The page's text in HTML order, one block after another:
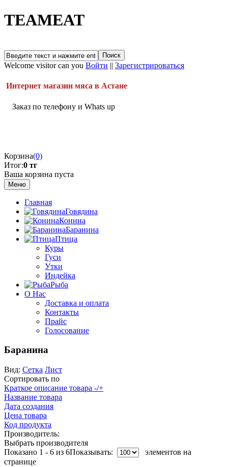
TEAMEAT
Welcome visitor can you Войти || Зарегистрироваться
Интернет магазин мяса в Астане
Заказ по телефону и Whats up
Корзина(0)
Итог:0 тг
Ваша корзина пуста
Меню
Главная
Говядина
Конина
Баранина
Птица
Куры
Гуси
Утки
Индейка
Рыба
О Нас
Доставка и оплата
Контакты
Прайс
Голосование
Баранина
Вид: Сетка Лист
Сортировать по
Краткое описание товара -/+
Название товара
Дата создания
Цена товара
Код продукта
Производитель:
Выбрать производителя
Показано 1 - 6 из 6Показывать:
элементов на
странице